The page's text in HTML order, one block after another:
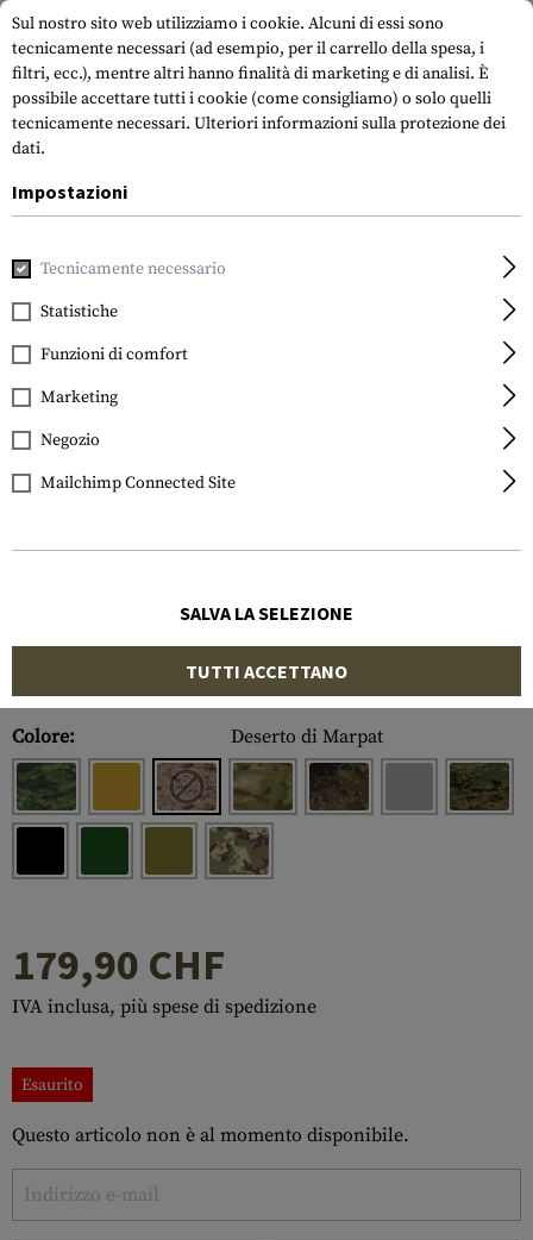
Invader Gear
Mod Carrier Combo
Numero di articolo:
10261276700
Colore:
Deserto di Marpat
179,90 CHF
IVA inclusa, più spese di spedizione
Esaurito
Questo articolo non è al momento disponibile.
Sul nostro sito web utilizziamo i cookie. Alcuni di essi sono
tecnicamente necessari (ad esempio, per il carrello della spesa, i
filtri, ecc.), mentre altri hanno finalità di marketing e di analisi. È
possibile accettare tutti i cookie (come consigliamo) o solo quelli
tecnicamente necessari. Ulteriori informazioni sulla protezione dei
dati.
Impostazioni
Tecnicamente necessario
Statistiche
Funzioni di comfort
Marketing
Negozio
Mailchimp Connected Site
SALVA LA SELEZIONE
TUTTI ACCETTANO